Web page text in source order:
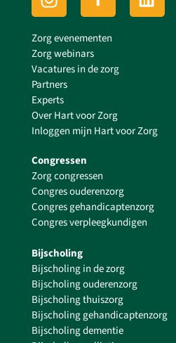
Zorg evenementen
Zorg webinars
Vacatures in de zorg
Partners
Experts
Over Hart voor Zorg
Inloggen mijn Hart voor Zorg
Congressen
Zorg congressen
Congres ouderenzorg
Congres gehandicaptenzorg
Congres verpleegkundigen
Bijscholing
Bijscholing in de zorg
Bijscholing ouderenzorg
Bijscholing thuiszorg
Bijscholing gehandicaptenzorg
Bijscholing dementie